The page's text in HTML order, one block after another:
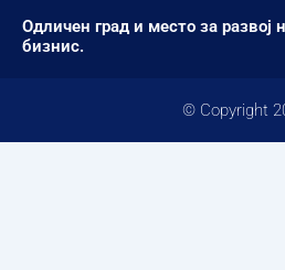
Одличен град и место за развој
бизнис.
© Copyright